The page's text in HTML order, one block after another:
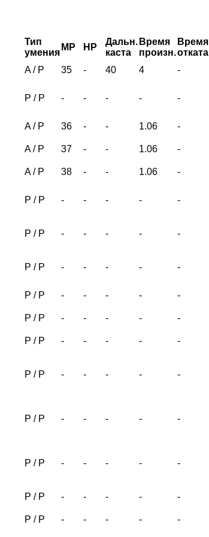
Тип
умения
MP HP
Дальн.
каста
Время
произн.
Время
отката
A/ P 35 - 40 4 -
P / P - - - - -
A/ P 36 - - 1.06 -
A/ P 37 - - 1.06 -
A/ P 38 - - 1.06 -
P / P - - - - -
P / P - - - - -
P / P - - - - -
P / P - - - - -
P / P - - - - -
P / P - - - - -
P / P - - - - -
P / P - - - - -
P / P - - - - -
P / P - - - - -
P / P - - - - -